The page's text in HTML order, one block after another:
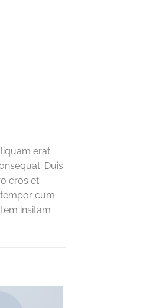
erat
Duis
eros et
cum
insitam